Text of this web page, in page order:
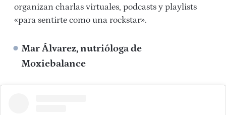
organizan charlas virtuales, podcasts y playlists
«para sentirte como una rockstar».
Mar Álvarez, nutrióloga de
Moxiebalance